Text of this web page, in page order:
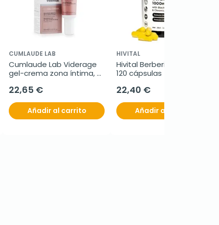
CUMLAUDE LAB
Cumlaude Lab Viderage
gel-crema zona íntima,
22,65 €
Añadir al carrito
HIVITAL
Hivital Berberina 1000 mg,
120 cápsulas
22,40 €
Añadir al carrito